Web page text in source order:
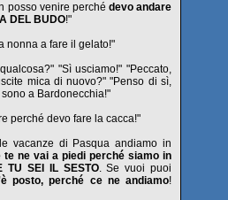
posso venire perché devo andare
DEL BUDO!"
nonna a fare il gelato!"
"Sì usciamo!" "Peccato,
mica di nuovo?" "Penso di sì,
a Bardonecchia!"
perché devo fare la cacca!"
vacanze di Pasqua andiamo in
te ne vai a piedi perché siamo in
TU SEI IL SESTO. Se vuoi puoi
posto, perché ce ne andiamo!